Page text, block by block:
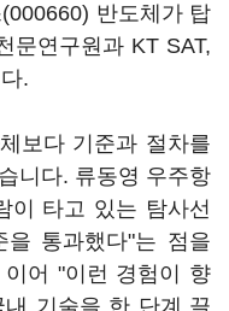
반도체가 탑
문연구원과 KT SAT,
.
보다 기준과 절차를
니다. 류동영 우주항
이 타고 있는 탐사선
통과했다"는 점을
어 "이런 경험이 향
기술을 한 단계 끌